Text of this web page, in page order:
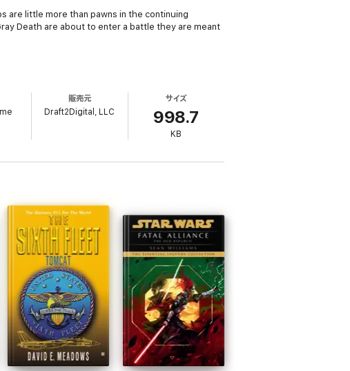
are little more than pawns in the continuing
Death are about to enter a battle they are meant
販売元
Draft2Digital, LLC
サイズ
998.7
KB